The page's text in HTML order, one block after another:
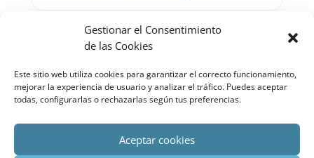
Gestionar el Consentimiento
de las Cookies
Este sitio web utiliza cookies para garantizar el correcto funcionamiento,
mejorar la experiencia de usuario y analizar el tráfico. Puedes aceptar
todas, configurarlas o rechazarlas según tus preferencias.
Aceptar cookies
¿Qué tecnologías emergentes
fabricación de muebles reciclados
para optimizar el proceso de
producción y maximizar la
eficiencia de los recursos?